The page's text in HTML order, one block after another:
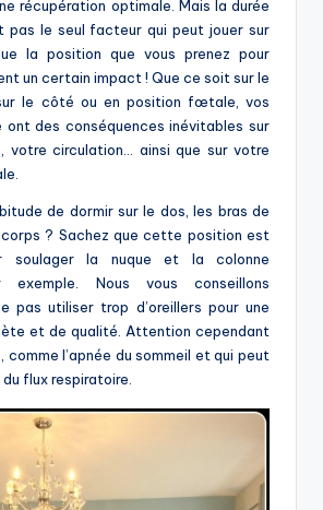
récupération optimale. Mais la durée
pas le seul facteur qui peut jouer sur
la position que vous prenez pour
un certain impact ! Que ce soit sur le
le côté ou en position fœtale, vos
ont des conséquences inévitables sur
votre circulation… ainsi que sur votre
de dormir sur le dos, les bras de
? Sachez que cette position est
soulager la nuque et la colonne
exemple. Nous vous conseillons
pas utiliser trop d’oreillers pour une
et de qualité. Attention cependant
l’apnée du sommeil et qui peut
flux respiratoire.